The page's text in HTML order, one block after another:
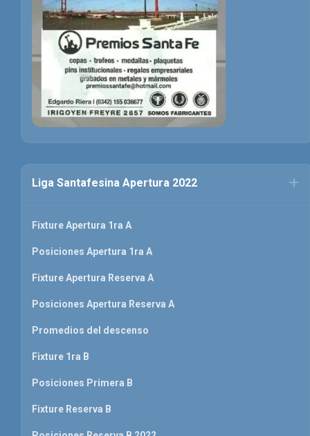
Liga Santafesina Apertura 2022
Fixture Apertura 1ra A
Posiciones Apertura 1ra A
Fixture Apertura Reserva A
Posiciones Apertura Reserva A
Promedios del descenso
Fixture 1ra B
Posiciones Primera B
Fixture Reserva B